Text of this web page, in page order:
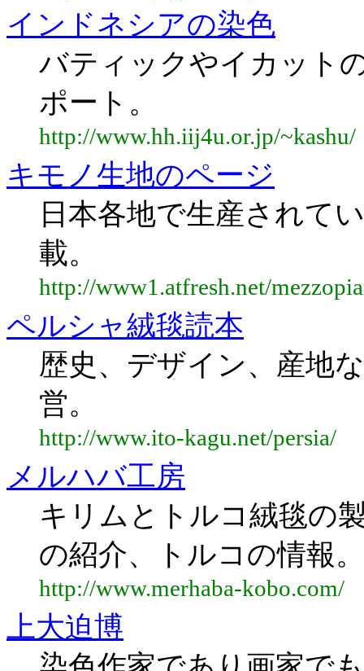
インドネシアの染色
バティックやイカット
ポート。
http://www.hh.iij4u.or.jp/~kashu/
キモノ生地のページ
日本各地で生産されて
載。
http://www1.atfresh.net/
ペルシャ絨毯読本
歴史、デザイン、産地
営。
http://www.ito-kagu.net/persia/
メルハバ工房
キリムとトルコ絨毯の
の紹介、トルコの情報
http://www.merhaba-kobo.com/
上大迫博